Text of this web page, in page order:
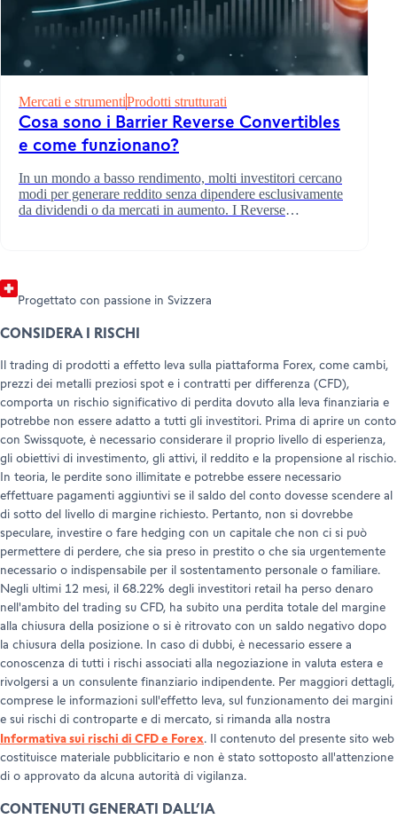
Mercati e strumentiProdotti strutturati
Cosa sono i Barrier Reverse Convertibles
e come funzionano?
In un mondo a basso rendimento, molti investitori cercano
modi per generare reddito senza dipendere esclusivamente
da dividendi o da mercati in aumento. I Reverse
DIVENTA CLIENTE
Apri un conto
AMBASCIATORI
Invita chi ami (Trading)
Invita chi ami (Forex)
SUPPORTO E ASSISTENZA
Customer Care
Documenti e informazioni legali
Progettato con passione in Svizzera
CONSIDERA I RISCHI
Il trading di prodotti a effetto leva sulla piattaforma Forex, come cambi,
prezzi dei metalli preziosi spot e i contratti per differenza (CFD),
comporta un rischio significativo di perdita dovuto alla leva finanziaria e
potrebbe non essere adatto a tutti gli investitori. Prima di aprire un conto
con Swissquote, è necessario considerare il proprio livello di esperienza,
gli obiettivi di investimento, gli attivi, il reddito e la propensione al rischio.
In teoria, le perdite sono illimitate e potrebbe essere necessario
effettuare pagamenti aggiuntivi se il saldo del conto dovesse scendere al
di sotto del livello di margine richiesto. Pertanto, non si dovrebbe
speculare, investire o fare hedging con un capitale che non ci si può
permettere di perdere, che sia preso in prestito o che sia urgentemente
necessario o indispensabile per il sostentamento personale o familiare.
Negli ultimi 12 mesi, il 68.22% degli investitori retail ha perso denaro
nell'ambito del trading su CFD, ha subito una perdita totale del margine
alla chiusura della posizione o si è ritrovato con un saldo negativo dopo
la chiusura della posizione. In caso di dubbi, è necessario essere a
conoscenza di tutti i rischi associati alla negoziazione in valuta estera e
rivolgersi a un consulente finanziario indipendente. Per maggiori dettagli,
comprese le informazioni sull'effetto leva, sul funzionamento dei margini
e sui rischi di controparte e di mercato, si rimanda alla nostra
Informativa sui rischi di CFD e Forex. Il contenuto del presente sito web
costituisce materiale pubblicitario e non è stato sottoposto all'attenzione
di o approvato da alcuna autorità di vigilanza.
CONTENUTI GENERATI DALL’IA